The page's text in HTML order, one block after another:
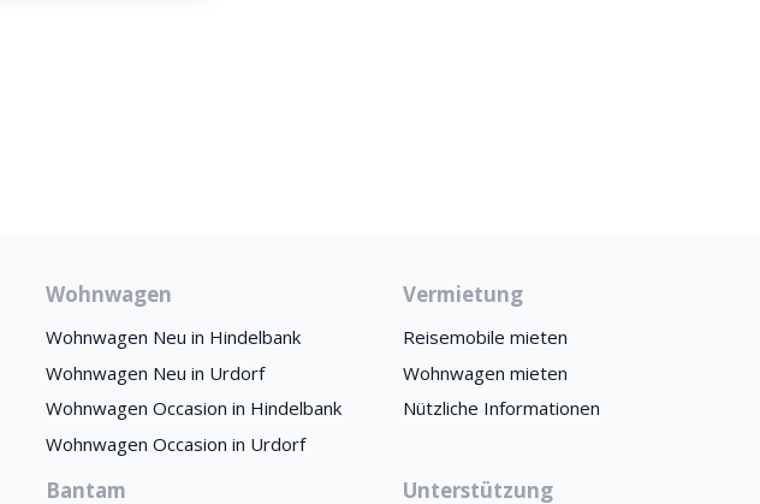
Wohnwagen
Wohnwagen Neu in Hindelbank
Wohnwagen Neu in Urdorf
Wohnwagen Occasion in Hindelbank
Wohnwagen Occasion in Urdorf
Vermietung
Reisemobile mieten
Wohnwagen mieten
Nützliche Informationen
Bantam Unterstützung